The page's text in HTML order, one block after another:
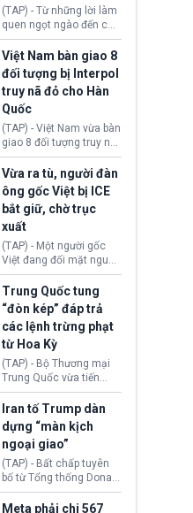
(TAP) - Từ những lời làm
quen ngọt ngào đến các
“sàn vàng ảo”, bất động
sản trực tuyến cùng
đường dây đánh bạc quy
mô lớn, hai tổ chức tội
phạm xuyên quốc gia đã
dựng lên mạng lưới hoạt
động tại Việt Nam và
Lào, lôi kéo hàng nghìn
người tham gia, luân
chuyển dòng tiền qua
nhiều lớp tài khoản. Sau
hơn 2 tuần phối hợp truy
xét, lực lượng chức năng
hai nước đã bắt giữ 171
Việt Nam bàn giao 8
đối tượng bị Interpol
truy nã đỏ cho Hàn
Quốc
(TAP) - Việt Nam vừa bàn
giao 8 đối tượng truy nã
đỏ Interpol cho lực lượng
chức năng Hàn Quốc.
Nhóm này bị xác định
lừa đảo 619 nạn nhân,
chiếm đoạt hơn 17,7 tỷ
KRW.
Vừa ra tù, người đàn
ông gốc Việt bị ICE
bắt giữ, chờ trục
xuất
(TAP) - Một người gốc
Việt đang đối mặt nguy
cơ bị trục xuất khỏi Hoa
Kỳ sau khi đã chấp hành
xong bản án liên quan
đến tội ác từ hơn 30
năm trước tại California.
Trung Quốc tung
“đòn kép” đáp trả
các lệnh trừng phạt
từ Hoa Kỳ
(TAP) - Bộ Thương mại
Trung Quốc vừa tiến
hành áp đặt lệnh trừng
phạt lên hàng loạt thực
thể và siết chặt kiểm
soát xuất khẩu máy bay
không người lái (UAV)
sang Hoa Kỳ. Động thái
này nhằm đáp trả các
biện pháp hạn chế
thương mại, áp thuế mới
Iran tố Trump dàn
dựng “màn kịch
ngoại giao”
(TAP) - Bất chấp tuyên
bố từ Tổng thống Donald
Trump về tiến trình đàm
phán hòa bình, Iran
Meta phải chi 567